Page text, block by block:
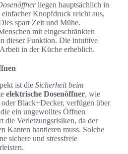
liegen hauptsächlich in
Knopfdruck reicht aus,
spart Zeit und Mühe.
mit eingeschränkten
dieser Funktion. Die intuitive
in der Küche erheblich.
ist die Sicherheit beim
elektrische Dosenöffner, wie
Black+Decker, verfügen über
ein ungewolltes Öffnen
die Verletzungsrisiken, da der
Kanten hantieren muss. Solche
sichere und stressfreie